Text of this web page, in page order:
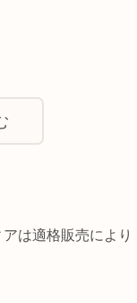
は適格販売により